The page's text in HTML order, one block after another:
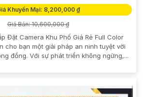
Khuyến Mại: 8,200,000 ₫
Giá Bán: 10,600,000 ₫
Đặt Camera Khu Phố Giá Rẻ Full Color
cho bạn một giải pháp an ninh tuyệt vời
đồng. Với sự phát triển không ngừng,...